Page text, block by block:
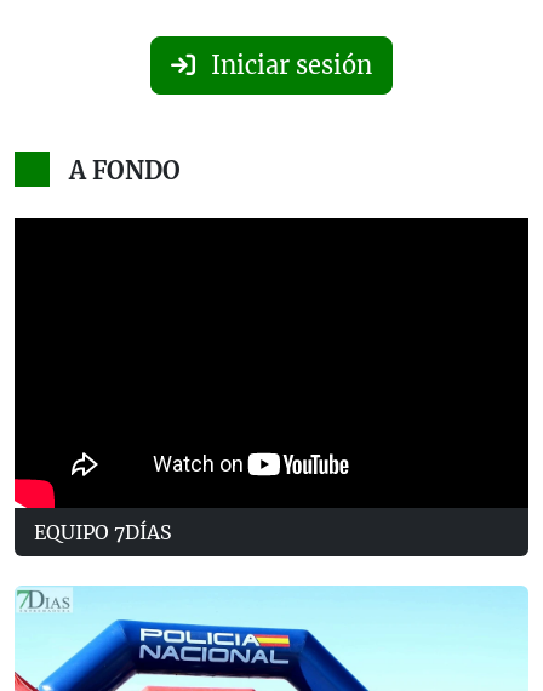
Iniciar sesión
A FONDO
EQUIPO 7DÍAS